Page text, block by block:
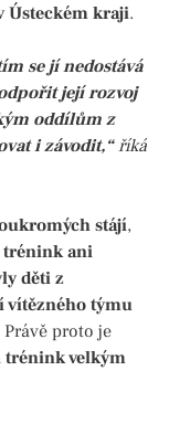
Ústeckém kraji.
se jí nedostává
její rozvoj
oddílům z
i závodit,“říká
stájí,
trénink ani
děti z
vítězného týmu
Právě proto je
velkým